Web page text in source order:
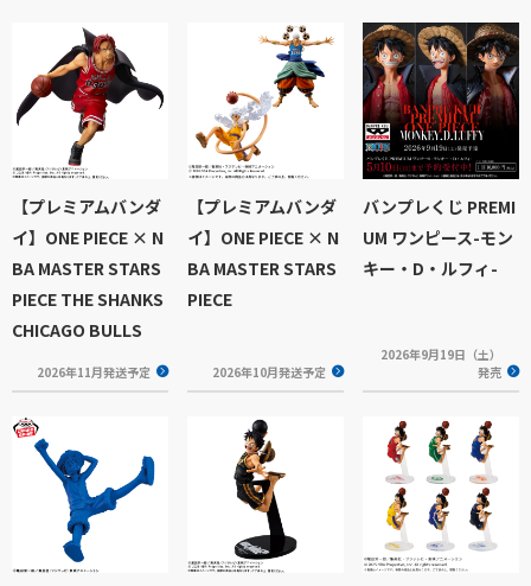
【プレミアムバンダ
イ】ONE PIECE × N
BA MASTER STARS
PIECE THE SHANKS
CHICAGO BULLS
2026年11月発送予定
【プレミアムバンダ
イ】ONE PIECE × N
BA MASTER STARS
PIECE
2026年10月発送予定
バンプレくじ PREMI
UM ワンピース-モン
キー・D・ルフィ-
2026年9月19日（土）
発売